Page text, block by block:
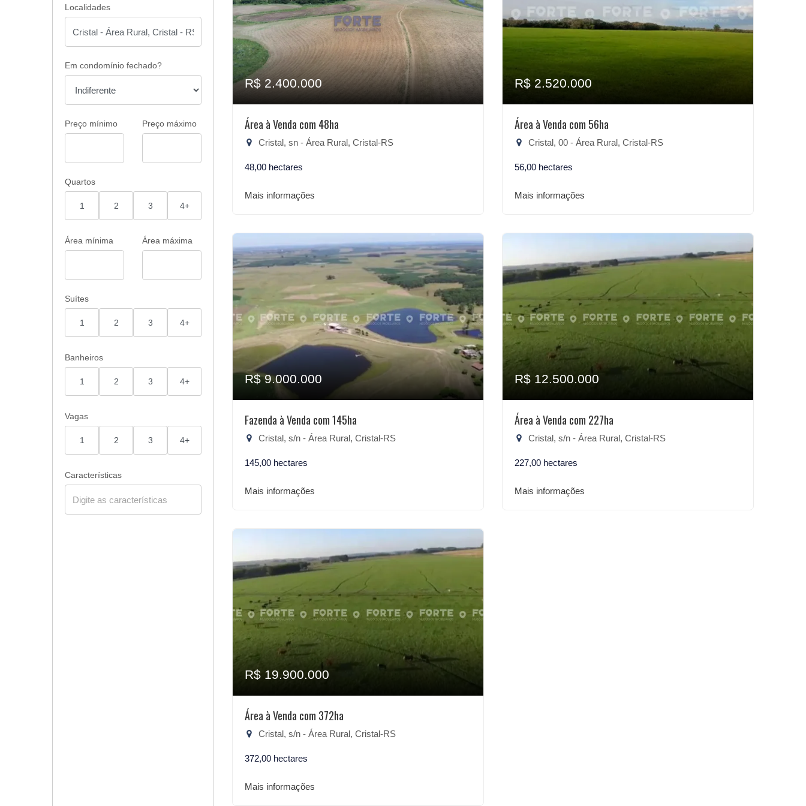
Localidades
Em condomínio fechado?
Preço mínimo Preço máximo
Quartos
1 2 3 4+
Área mínima Área máxima
Suítes
1 2 3 4+
Banheiros
1 2 3 4+
Vagas
1 2 3 4+
Características
R$ 2.400.000
Área à Venda com 48ha
Cristal, sn - Área Rural, Cristal-RS
48,00 hectares
Mais informações
R$ 2.520.000
Área à Venda com 56ha
Cristal, 00 - Área Rural, Cristal-RS
56,00 hectares
Mais informações
R$ 9.000.000
Fazenda à Venda com 145ha
Cristal, s/n - Área Rural, Cristal-RS
145,00 hectares
Mais informações
R$ 12.500.000
Área à Venda com 227ha
Cristal, s/n - Área Rural, Cristal-RS
227,00 hectares
Mais informações
R$ 19.900.000
Área à Venda com 372ha
Cristal, s/n - Área Rural, Cristal-RS
372,00 hectares
Mais informações